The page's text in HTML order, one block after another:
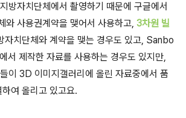
방자치단체에서 촬영하기 때문에 구글에서
와 사용권계약을 맺어서 사용하고, 3차원 빌
자치단체와 계약을 맺는 경우도 있고, Sanbo
서 제작한 자료를 사용하는 경우도 있지만,
이 3D 이미지갤러리에 올린 자료중에서 품
여 올리고 있고요.